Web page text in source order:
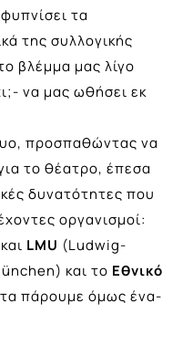
τα
της συλλογικής
βλέμμα μας λίγο
να μας ωθήσει εκ
προσπαθώντας να
το θέατρο, έπεσα
δυνατότητες που
οργανισμοί:
και LMU (Ludwig-
και το Εθνικό
πάρουμε όμως ένα-